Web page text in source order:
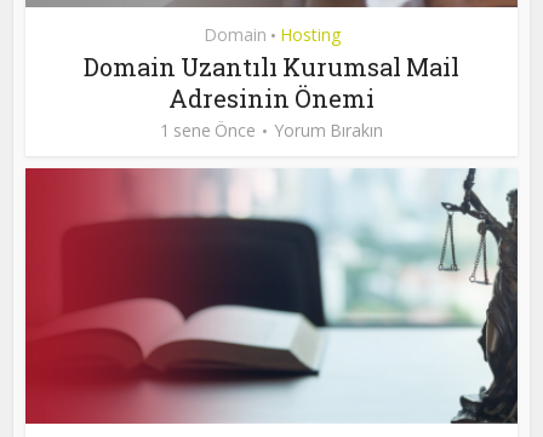
Domain • Hosting
Domain Uzantılı Kurumsal Mail
Adresinin Önemi
1 sene Önce Yorum Bırakın